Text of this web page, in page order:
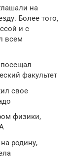
на
Более того,
и с
всем
факультет
свое
физики,
родину,